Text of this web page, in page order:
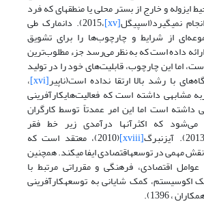
ایزوله و خارج از بستر محلی یا منطقه­ای که فرد
نمی­گیرد(اسپیگل[xv] ،2015). دانمارک طی
از شرایط و چارچوب‌ها را برای تشویق
ارائه داده است که به نظر می‌رسد جزء مطلوب‌ترین
اما این چارچوب، قابلیت‌های خود را در تولید
با رشد بالا ارتقا نداده است(ناپیر[xvi] ،
مشابهی داشته است که فعالیت‌های­کارآفرینی
داشته است اما این امر عمدتاً توسط کارگران
می‌شود که اکثرآنها درآمدی زیر خط فقر
[xviii] (2010)، معتقد است که
مهمی در توسعه­اقتصادی ایفا می­کند. همچنین
اقتصادی، فرهنگی و مقرراتی مرتبط با
اکوسیستم، کمک شایانی به توسعه­کارآفرینی
، 1396).